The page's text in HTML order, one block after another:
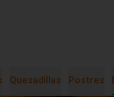
Quesadillas Postres